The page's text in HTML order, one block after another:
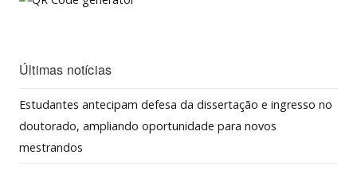
Últimas notícias
Estudantes antecipam defesa da dissertação e ingresso no
doutorado, ampliando oportunidade para novos
mestrandos